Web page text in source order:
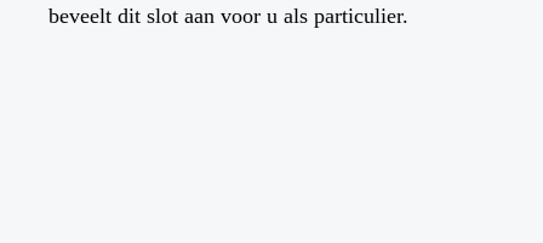
beveelt dit slot aan voor u als particulier.